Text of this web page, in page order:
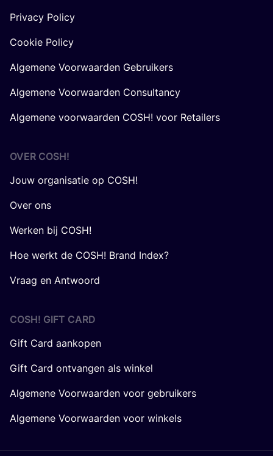
Privacy Policy
Cookie Policy
Algemene Voorwaarden Gebruikers
Algemene Voorwaarden Consultancy
Algemene voorwaarden COSH! voor Retailers
OVER COSH!
Jouw organisatie op COSH!
Over ons
Werken bij COSH!
Hoe werkt de COSH! Brand Index?
Vraag en Antwoord
COSH! GIFT CARD
Gift Card aankopen
Gift Card ontvangen als winkel
Algemene Voorwaarden voor gebruikers
Algemene Voorwaarden voor winkels